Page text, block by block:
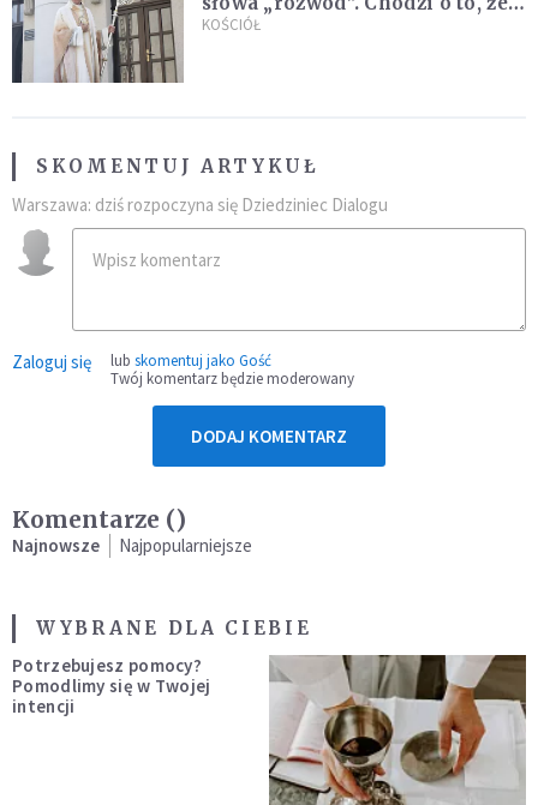
„cię nie opuszczę”
KOŚCIÓŁ
SKOMENTUJ ARTYKUŁ
Warszawa: dziś rozpoczyna się Dziedziniec Dialogu
Zaloguj się lub skomentuj jako Gość
Twój komentarz będzie moderowany
DODAJ KOMENTARZ
Komentarze ()
Najnowsze Najpopularniejsze
WYBRANE DLA CIEBIE
Potrzebujesz pomocy?
Pomodlimy się w Twojej
intencji